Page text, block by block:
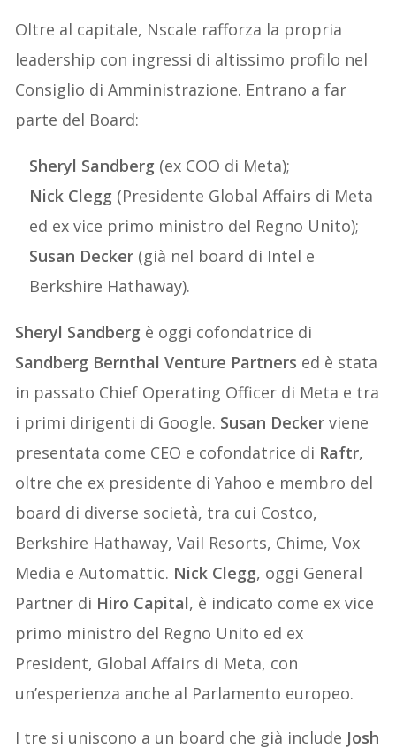
Oltre al capitale, Nscale rafforza la propria
leadership con ingressi di altissimo profilo nel
Consiglio di Amministrazione. Entrano a far
parte del Board:
Sheryl Sandberg (ex COO di Meta);
Nick Clegg (Presidente Global Affairs di Meta
ed ex vice primo ministro del Regno Unito);
Susan Decker (già nel board di Intel e
Berkshire Hathaway).
Sheryl Sandberg è oggi cofondatrice di
Sandberg Bernthal Venture Partners ed è stata
in passato Chief Operating Officer di Meta e tra
i primi dirigenti di Google. Susan Decker viene
presentata come CEO e cofondatrice di Raftr,
oltre che ex presidente di Yahoo e membro del
board di diverse società, tra cui Costco,
Berkshire Hathaway, Vail Resorts, Chime, Vox
Media e Automattic. Nick Clegg, oggi General
Partner di Hiro Capital, è indicato come ex vice
primo ministro del Regno Unito ed ex
President, Global Affairs di Meta, con
un’esperienza anche al Parlamento europeo.
I tre si uniscono a un board che già include Josh